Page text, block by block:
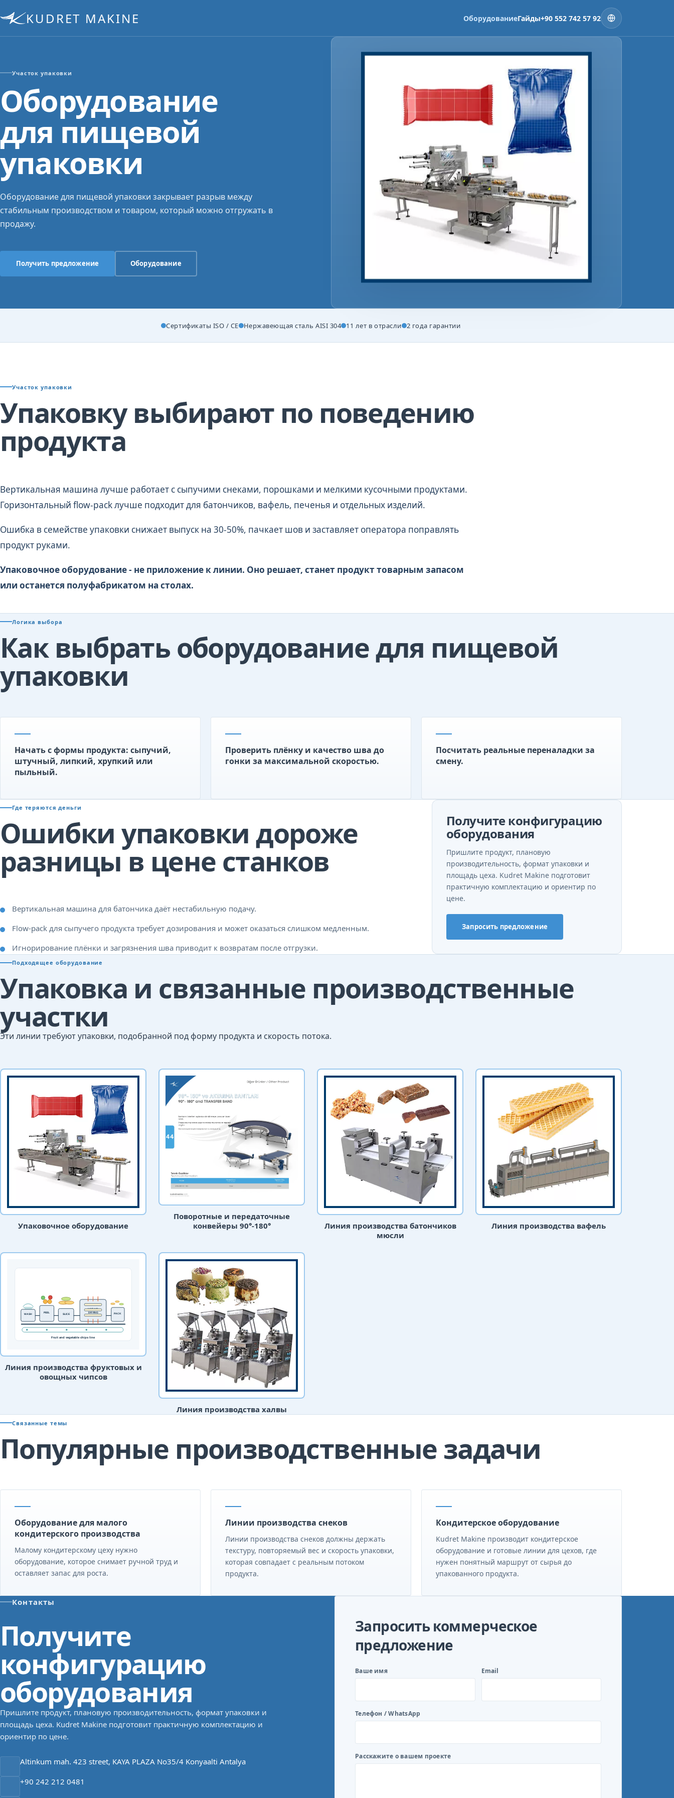
KUDRET MAKINE ОборудованиеГайды+90 552 742 57 92
Участок упаковки
Оборудование
для пищевой
упаковки
Оборудование для пищевой упаковки закрывает разрыв между
стабильным производством и товаром, который можно отгружать в
продажу.
Получить предложение Оборудование
Сертификаты ISO / CE Нержавеющая сталь AISI 304 11 лет в отрасли 2 года гарантии
Участок упаковки
Упаковку выбирают по поведению
продукта
Вертикальная машина лучше работает с сыпучими снеками, порошками и мелкими кусочными продуктами.
Горизонтальный flow-pack лучше подходит для батончиков, вафель, печенья и отдельных изделий.
Ошибка в семействе упаковки снижает выпуск на 30-50%, пачкает шов и заставляет оператора поправлять
продукт руками.
Упаковочное оборудование - не приложение к линии. Оно решает, станет продукт товарным запасом
или останется полуфабрикатом на столах.
Логика выбора
Как выбрать оборудование для пищевой
упаковки
Начать с формы продукта: сыпучий,
штучный, липкий, хрупкий или
пыльный.
Проверить плёнку и качество шва до
гонки за максимальной скоростью.
Посчитать реальные переналадки за
смену.
Где теряются деньги
Ошибки упаковки дороже
разницы в цене станков
Вертикальная машина для батончика даёт нестабильную подачу.
Flow-pack для сыпучего продукта требует дозирования и может оказаться слишком медленным.
Игнорирование плёнки и загрязнения шва приводит к возвратам после отгрузки.
Получите конфигурацию
оборудования
Пришлите продукт, плановую
производительность, формат упаковки и
площадь цеха. Kudret Makine подготовит
практичную комплектацию и ориентир по
цене.
Запросить предложение
Подходящее оборудование
Упаковка и связанные производственные
участки
Эти линии требуют упаковки, подобранной под форму продукта и скорость потока.
Упаковочное оборудование
Поворотные и передаточные
конвейеры 90°-180°
Линия производства батончиков
мюсли
Линия производства вафель
Линия производства фруктовых и
овощных чипсов
Линия производства халвы
Связанные темы
Популярные производственные задачи
Оборудование для малого
кондитерского производства
Малому кондитерскому цеху нужно
оборудование, которое снимает ручной труд и
оставляет запас для роста.
Линии производства снеков
Линии производства снеков должны держать
текстуру, повторяемый вес и скорость упаковки,
которая совпадает с реальным потоком
продукта.
Кондитерское оборудование
Kudret Makine производит кондитерское
оборудование и готовые линии для цехов, где
нужен понятный маршрут от сырья до
упакованного продукта.
Контакты
Получите
конфигурацию
оборудования
Пришлите продукт, плановую производительность, формат упаковки и
площадь цеха. Kudret Makine подготовит практичную комплектацию и
ориентир по цене.
Altinkum mah. 423 street, KAYA PLAZA No35/4 Konyaalti Antalya
+90 242 212 0481
Запросить коммерческое
предложение
Ваше имя Email
Телефон / WhatsApp
Расскажите о вашем проекте